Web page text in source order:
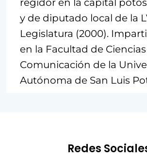
y de diputado local de la
Legislatura (2000).
en la Facultad de
Comunicación de la
Autónoma de San Luis
Redes